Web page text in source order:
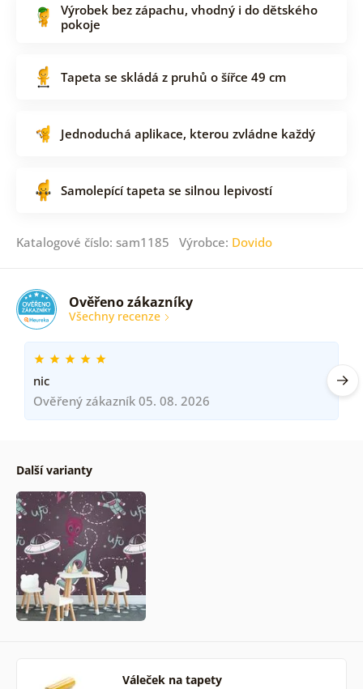
Výrobek bez zápachu, vhodný i do dětského
pokoje
Tapeta se skládá z pruhů o šířce 49 cm
Jednoduchá aplikace, kterou zvládne každý
Samolepící tapeta se silnou lepivostí
Katalogové číslo: sam1185 Výrobce: Dovido
Ověřeno zákazníky
Všechny recenze
nic
Ověřený zákazník 05. 08. 2026
Další varianty
Váleček na tapety